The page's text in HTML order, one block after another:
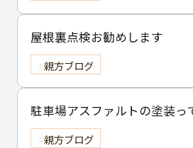
屋根裏点検お勧めします
親方ブログ
駐車場アスファルトの塗装っ
の？
親方ブログ